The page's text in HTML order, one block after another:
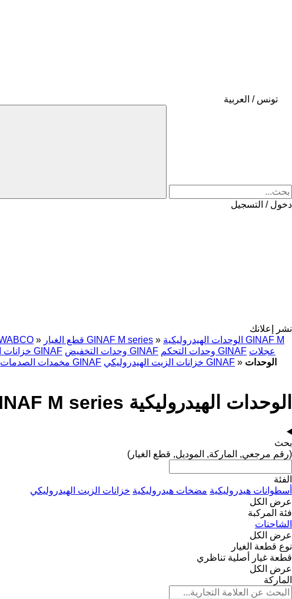
تونس / العربية
دخول / التسجيل
نشر إعلانك
» قطع الغيار GINAF M series » الوحدات الهيدروليكية GINAF M
خزانات الوقود GINAF وحدات التخفيض GINAF وحدات التحكم GINAF عجلات
مخمدات الصدمات GINAF خزانات الزيت الهيدروليكي GINAF » الوحدات
الوحدات الهيدروليكية GINAF M series لـ الشاحنات
بحث
(رقم مرجعي, الماركة, الموديل, قطع الغيار)
الفئة
أسطوانات هيدروليكية مضخات هيدروليكية خزانات الزيت الهيدروليكي
عرض الكل
فئة المركبة
الشاحنات
عرض الكل
نوع قطعة الغيار
قطعة غيار أصلية تناظري
عرض الكل
الماركة